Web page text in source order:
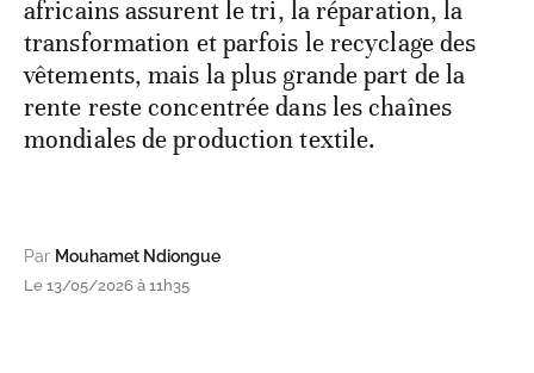
africains assurent le tri, la réparation, la
transformation et parfois le recyclage des
vêtements, mais la plus grande part de la
rente reste concentrée dans les chaînes
mondiales de production textile.
Par Mouhamet Ndiongue
Le 13/05/2026 à 11h35